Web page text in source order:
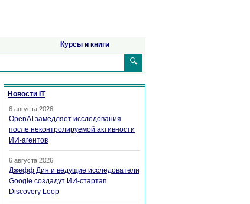
Курсы и книги
🔍
Новости IT
6 августа 2026
OpenAI замедляет исследования
после неконтролируемой активности
ИИ-агентов
6 августа 2026
Джефф Дин и ведущие исследователи
Google создадут ИИ-стартап
Discovery Loop